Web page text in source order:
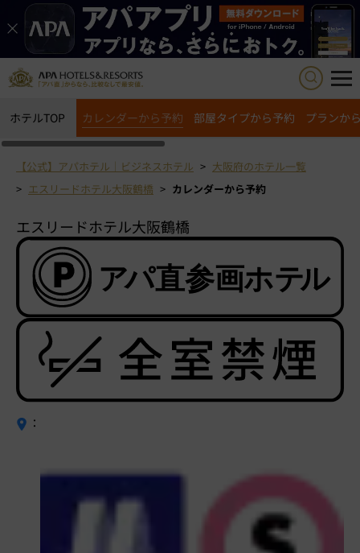
ホテルTOP カレンダーから予約 部屋タイプから予約 プランか
【公式】アパホテル｜ビジネスホテル
大阪府のホテル一覧
エスリードホテル大阪鶴橋
カレンダーから予約
エスリードホテル大阪鶴橋
：